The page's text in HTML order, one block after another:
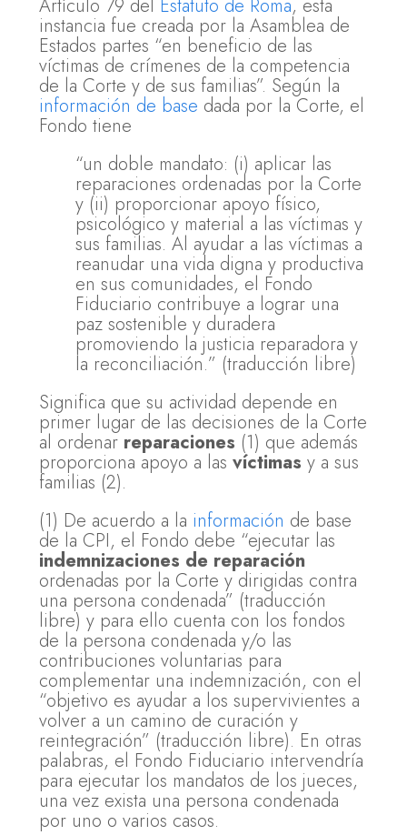
Artículo 79 del Estatuto de Roma, esta
instancia fue creada por la Asamblea de
Estados partes “en beneficio de las
víctimas de crímenes de la competencia
de la Corte y de sus familias”. Según la
información de base dada por la Corte, el
Fondo tiene
“un doble mandato: (i) aplicar las
reparaciones ordenadas por la Corte
y (ii) proporcionar apoyo físico,
psicológico y material a las víctimas y
sus familias. Al ayudar a las víctimas a
reanudar una vida digna y productiva
en sus comunidades, el Fondo
Fiduciario contribuye a lograr una
paz sostenible y duradera
promoviendo la justicia reparadora y
la reconciliación.” (traducción libre)
Significa que su actividad depende en
primer lugar de las decisiones de la Corte
al ordenar reparaciones (1) que además
proporciona apoyo a las víctimas y a sus
familias (2).
(1) De acuerdo a la información de base
de la CPI, el Fondo debe “ejecutar las
indemnizaciones de reparación
ordenadas por la Corte y dirigidas contra
una persona condenada” (traducción
libre) y para ello cuenta con los fondos
de la persona condenada y/o las
contribuciones voluntarias para
complementar una indemnización, con el
“objetivo es ayudar a los supervivientes a
volver a un camino de curación y
reintegración” (traducción libre). En otras
palabras, el Fondo Fiduciario intervendría
para ejecutar los mandatos de los jueces,
una vez exista una persona condenada
por uno o varios casos.